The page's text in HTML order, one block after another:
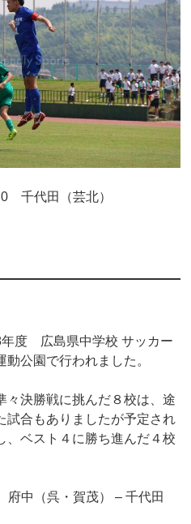
千代田（芸北）
年度 広島県中学校 サッカー
公園で行われました。
々決勝戦に挑んだ８校は、途
試合もありましたが予定され
、ベスト４に勝ち進んだ４校
府中（呉・賀茂） – 千代田